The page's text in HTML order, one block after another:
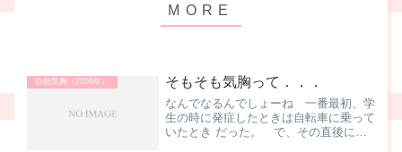
自然気胸（2009年） そもそも気胸って．．．
なんでなるんでしょーね 一番最初、学
生の時に発症したときは自転車に乗って
いたとき だった。 で、その直後に右